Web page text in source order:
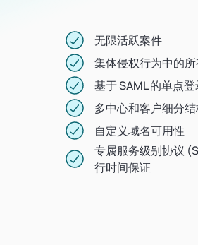
无限活跃案件
集体侵权行为中的
基于 SAML 的单点
多中心和客户细分结
自定义域名可用性
专属服务级别协议
行时间保证